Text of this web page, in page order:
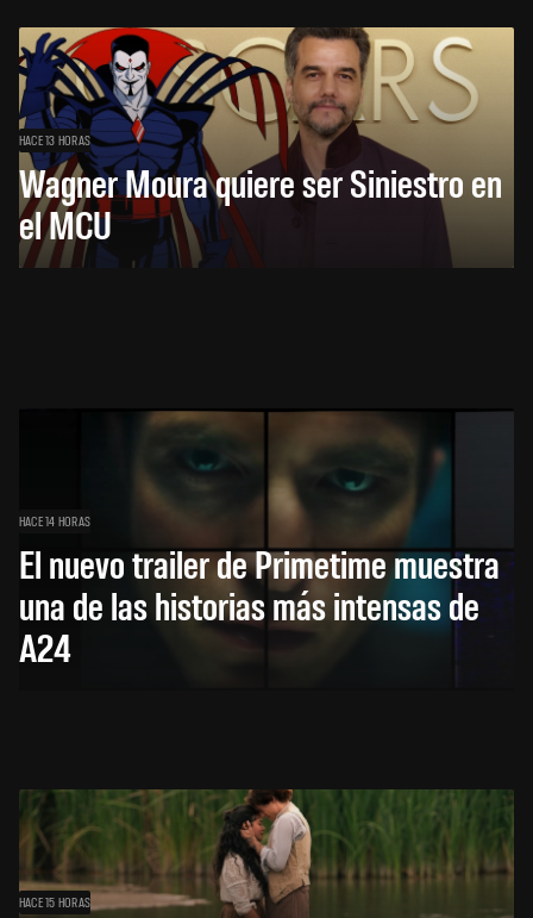
HACE 13 HORAS
Wagner Moura quiere ser Siniestro en
el MCU
HACE 14 HORAS
El nuevo trailer de Primetime muestra
una de las historias más intensas de
A24
HACE 15 HORAS